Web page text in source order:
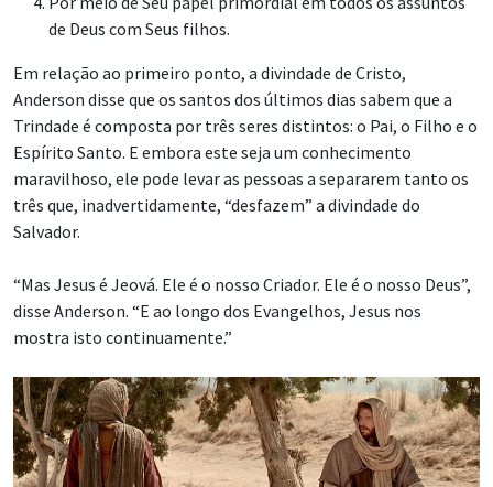
salvação.”
"Healing at the Pool of Bethesda" [A cura no tanque de Betesda], por
Carl Heinrich Bloch. | Brigham Young University Museum of Art
Em relação ao terceiro ponto, a indispensabilidade de Cristo,
Anderson disse que algumas pessoas consideram o Salvador
“uma boa alternativa” em um mundo de opções. Mas, na
realidade, “Jesus é indispensável para todos”, disse Anderson.
“Todos precisam de Jesus Cristo.”
O Salvador demonstra isso no Novo Testamento, ao Se
comparar a coisas de que as pessoas absolutamente
precisam; por exemplo, ele chama a Si mesmo de “o pão da
(João 8:12), entre outros nomes.
“O Salvador nos mostra que, em última análise, Ele é tudo de
que precisamos, e todos nós precisamos Dele”, disse